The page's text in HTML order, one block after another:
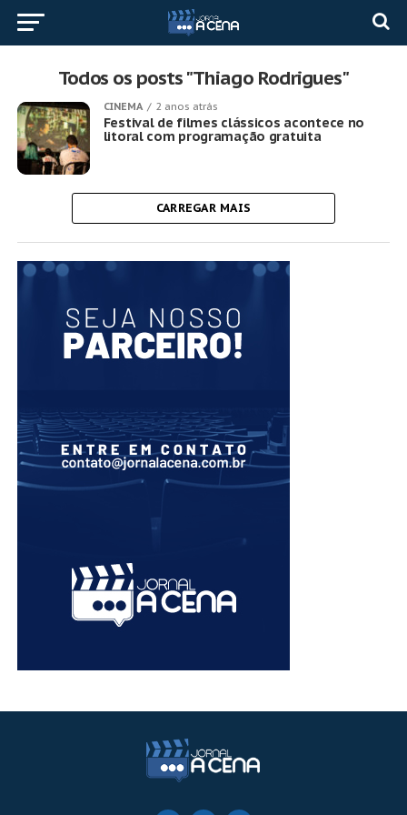
Todos os posts "Thiago Rodrigues"
CINEMA 2 anos atrás
Festival de filmes clássicos acontece no
litoral com programação gratuita
CARREGAR MAIS